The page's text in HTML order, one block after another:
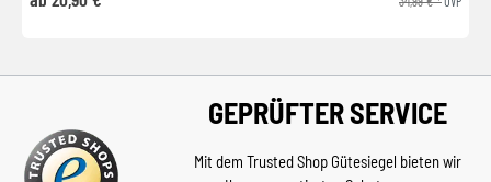
GEPRÜFTER SERVICE
Mit dem Trusted Shop Gütesiegel bieten wir